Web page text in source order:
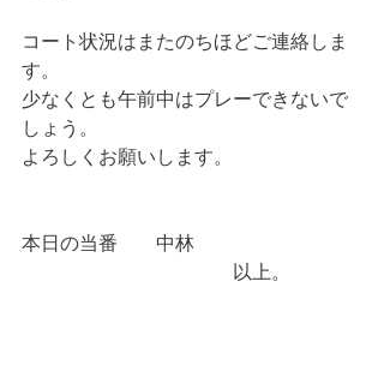
コート状況はまたのちほどご連絡しま
す。
少なくとも午前中はプレーできないで
しょう。
よろしくお願いします。
本日の当番　　中林
以上。